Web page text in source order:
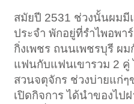
สมัยปี 2531 ช่วงนั้นผมมี
ประจำ พักอยู่ที่รำไพอพา
กิ่งเพชร ถนนเพชรบุรี ผ
แฟนกับแฟนเขารวม 2 คู่
สวนจตุจักร ช่วงบ่ายแก่
เปิดกิจการ ได้นำของไป